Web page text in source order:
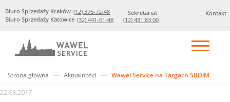
Kontakt
Biuro Sprzedaży Kraków (12) 376-72-48
Biuro Sprzedaży Katowice (32) 441-61-48
Sekretariat
(12) 431 83 00
Strona główna Aktualności Wawel Service na Targach SBDiM
22.08.2017